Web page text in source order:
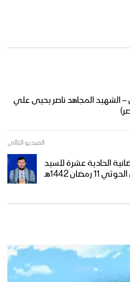
– الشهيد المجاهد ناصر يحيى علي
الفيديو التالي
الحادية عشرة للسيد
1442هـ